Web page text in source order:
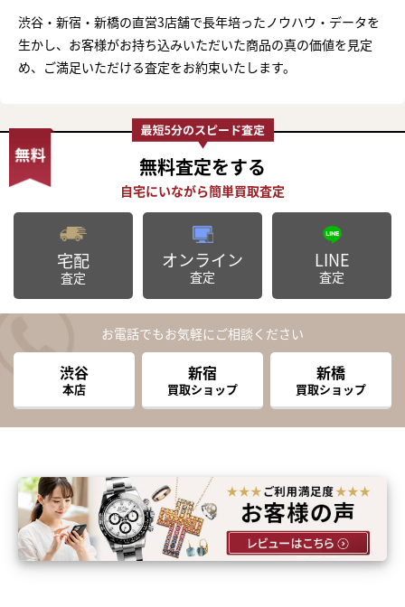
渋谷・新宿・新橋の直営3店舗で長年培ったノウハウ・データを
生かし、お客様がお持ち込みいただいた商品の真の価値を見定
め、ご満足いただける査定をお約束いたします。
無料査定をする
宅配
査定
オンライン
査定
LINE
査定
お電話でもお気軽にご相談ください
渋谷
本店
新宿
買取ショップ
新橋
買取ショップ